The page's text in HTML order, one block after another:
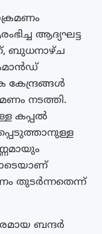
ആദ്യഘട്ട
ബുധനാഴ്ച
കേന്ദ്രങ്ങൾ
നടത്തി.
കപ്പൽ
തുടർന്നതെന്ന്
ബന്ദർ